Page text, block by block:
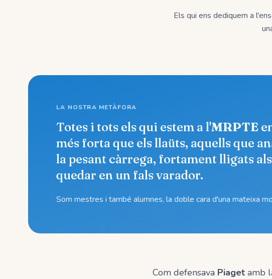
Els qui ens dediquem a
LA NOSTRA METÀFORA
Totes i tots els qui estem a l'MRPTE
més forta que els llaüts, aquells que
la pesant càrrega, fortament lligats als
quedar en un fals varador.
Som mestres i també alumnes, la doble cara d'una mateixa
Com defensava Piagetamb